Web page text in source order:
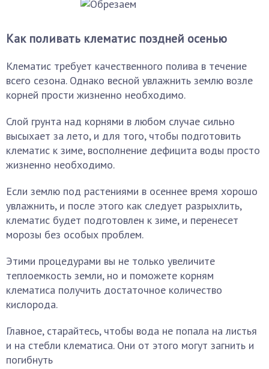
Как поливать клематис поздней осенью
Клематис требует качественного полива в течение
всего сезона. Однако весной увлажнить землю возле
корней прости жизненно необходимо.
Слой грунта над корнями в любом случае сильно
высыхает за лето, и для того, чтобы подготовить
клематис к зиме, восполнение дефицита воды просто
жизненно необходимо.
Если землю под растениями в осеннее время хорошо
увлажнить, и после этого как следует разрыхлить,
клематис будет подготовлен к зиме, и перенесет
морозы без особых проблем.
Этими процедурами вы не только увеличите
теплоемкость земли, но и поможете корням
клематиса получить достаточное количество
кислорода.
Главное, старайтесь, чтобы вода не попала на листья
и на стебли клематиса. Они от этого могут загнить и
погибнуть